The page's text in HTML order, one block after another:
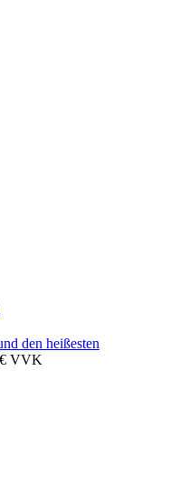
den heißesten
VVK